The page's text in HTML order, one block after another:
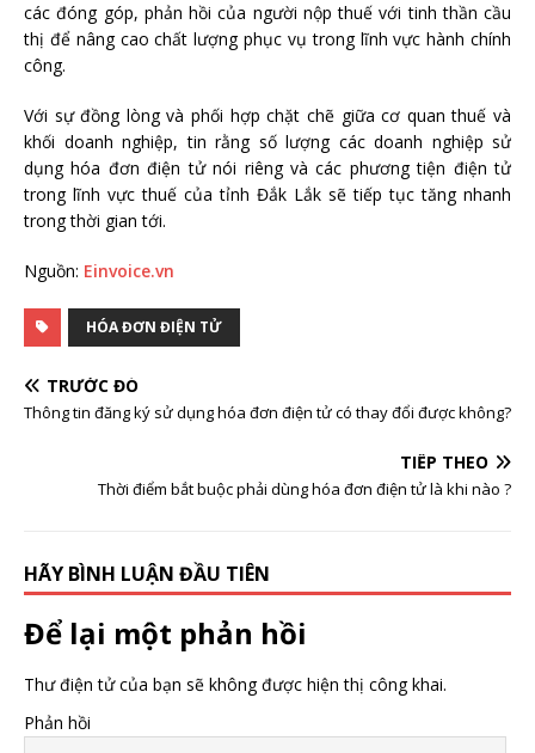
các đóng góp, phản hồi của người nộp thuế với tinh thần cầu
thị để nâng cao chất lượng phục vụ trong lĩnh vực hành chính
công.
Với sự đồng lòng và phối hợp chặt chẽ giữa cơ quan thuế và
khối doanh nghiệp, tin rằng số lượng các doanh nghiệp sử
dụng hóa đơn điện tử nói riêng và các phương tiện điện tử
trong lĩnh vực thuế của tỉnh Đắk Lắk sẽ tiếp tục tăng nhanh
trong thời gian tới.
Nguồn: Einvoice.vn
HÓA ĐƠN ĐIỆN TỬ
TRƯỚC ĐÓ
Thông tin đăng ký sử dụng hóa đơn điện tử có thay đổi được không?
TIẾP THEO
Thời điểm bắt buộc phải dùng hóa đơn điện tử là khi nào ?
HÃY BÌNH LUẬN ĐẦU TIÊN
Để lại một phản hồi
Thư điện tử của bạn sẽ không được hiện thị công khai.
Phản hồi